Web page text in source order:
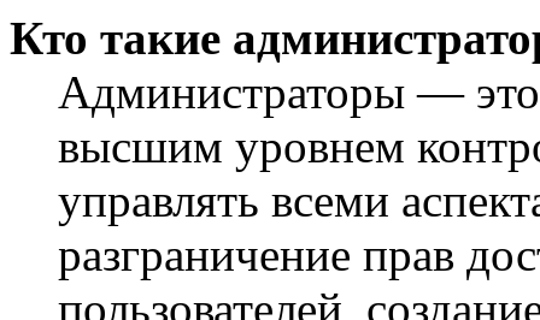
Кто такие
Администраторы — это
высшим уровнем
управлять всеми
разграничение прав
пользователей,